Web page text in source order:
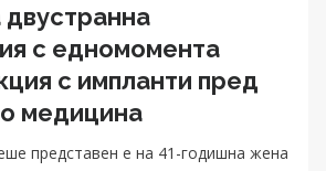
с едномомента
с импланти пред
медицина
представен е на 41-годишна жена